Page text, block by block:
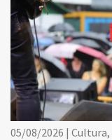
05/08/2026 |